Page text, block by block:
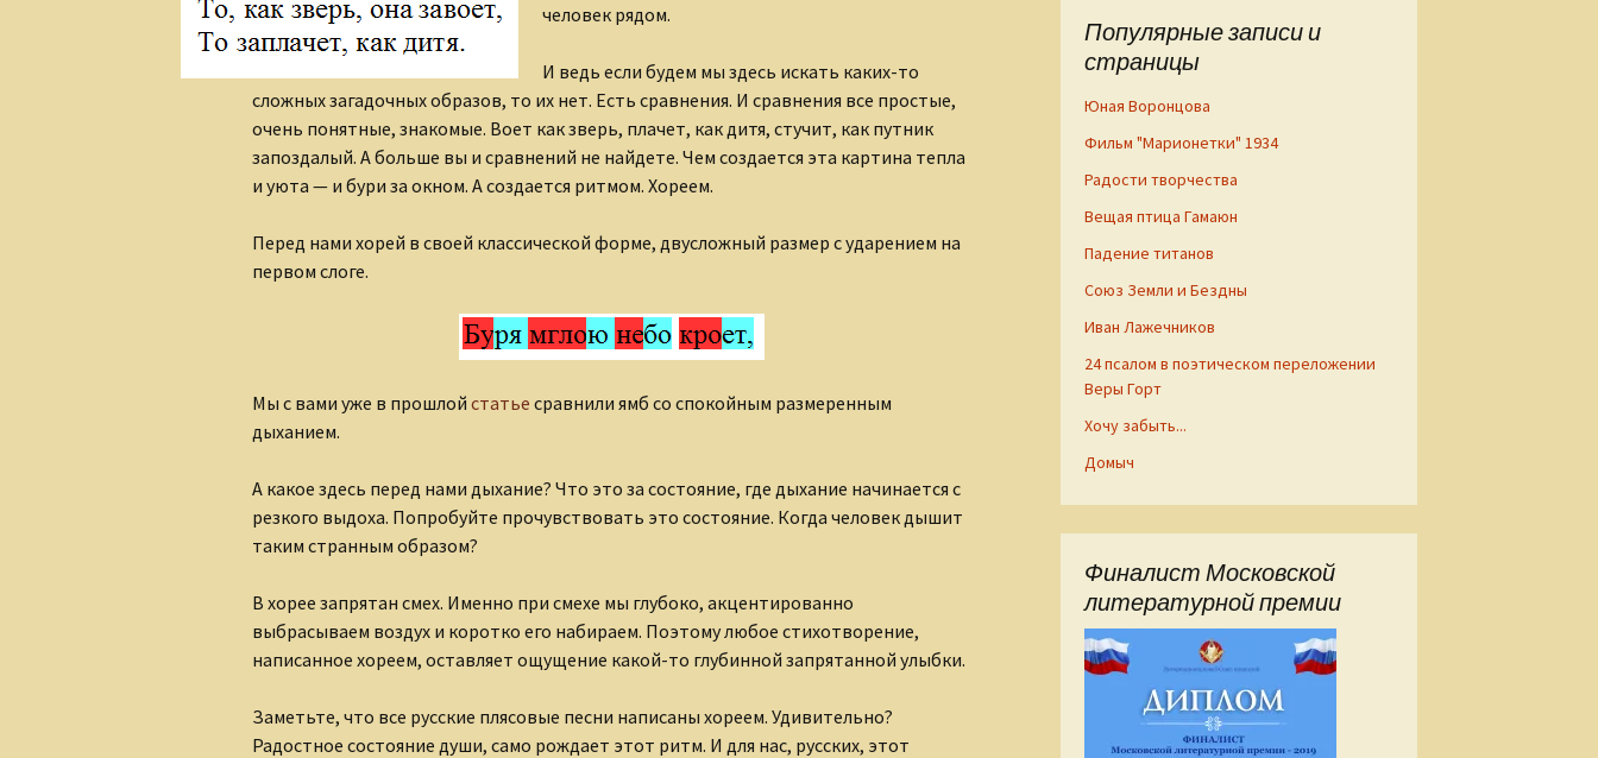
По страницам
Священного Писания
Прогулки по
Петербургу
Русские иконы
С кого начинается
театр?
Чудотворном
Строителе
Страна Московия
Судьбы XIX века
человек рядом.
И ведь если будем мы здесь искать каких-то
сложных загадочных образов, то их нет. Есть сравнения. И сравнения все простые,
очень понятные, знакомые. Воет как зверь, плачет, как дитя, стучит, как путник
запоздалый. А больше вы и сравнений не найдете. Чем создается эта картина тепла
и уюта — и бури за окном. А создается ритмом. Хореем.
Перед нами хорей в своей классической форме, двусложный размер с ударением на
первом слоге.
Мы с вами уже в прошлой статье сравнили ямб со спокойным размеренным
дыханием.
А какое здесь перед нами дыхание? Что это за состояние, где дыхание начинается с
резкого выдоха. Попробуйте прочувствовать это состояние. Когда человек дышит
таким странным образом?
В хорее запрятан смех. Именно при смехе мы глубоко, акцентированно
выбрасываем воздух и коротко его набираем. Поэтому любое стихотворение,
написанное хореем, оставляет ощущение какой-то глубинной запрятанной улыбки.
Заметьте, что все русские плясовые песни написаны хореем. Удивительно?
Радостное состояние души, само рождает этот ритм. И для нас, русских, этот
Популярные записи и
страницы
Юная Воронцова
Фильм "Марионетки" 1934
Радости творчества
Вещая птица Гамаюн
Падение титанов
Союз Земли и Бездны
Иван Лажечников
24 псалом в поэтическом переложении
Веры Горт
Хочу забыть...
Домыч
Финалист Московской
литературной премии